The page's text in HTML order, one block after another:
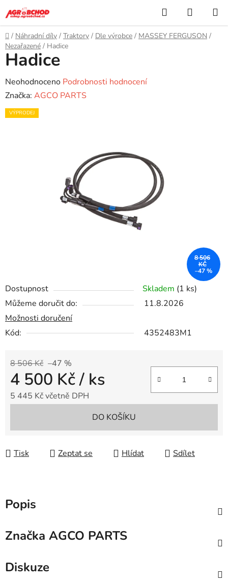
na
obsah
Hledat
KOŠÍK
Domů
/ Náhradní díly / Traktory / Dle výrobce / MASSEY FERGUSON /
Nezařazené / Hadice
Dostupnost Skladem (1 ks)
Můžeme doručit do:
11.8.2026
Možnosti doručení
Kód:
4352483M1
8 506 Kč –47 %
4 500 Kč/ ks
5 445 Kč včetně DPH
DO KOŠÍKU
Tisk Zeptat se Hlídat Sdílet
Hadice
Průměrné
hodnocení
produktu
Neohodnoceno Podrobnosti hodnocení
Značka: AGCO PARTS
VÝPRODEJ
8 506
KČ
–47 %
Popis
Značka AGCO PARTS
Diskuze